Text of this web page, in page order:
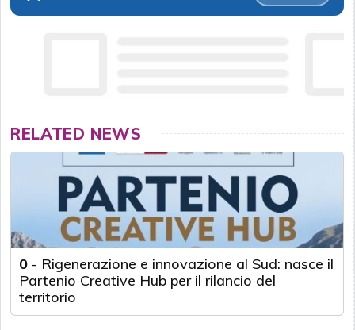
RELATED NEWS
0 - Rigenerazione e innovazione al Sud: nasce il
Partenio Creative Hub per il rilancio del
territorio